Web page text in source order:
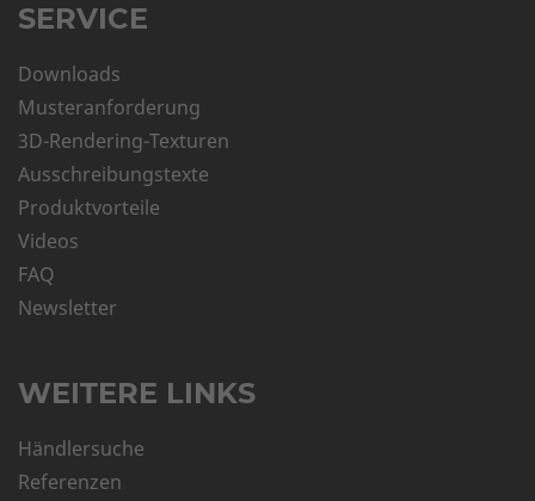
SERVICE
Downloads
Musteranforderung
3D-Rendering-Texturen
Ausschreibungstexte
Produktvorteile
Videos
FAQ
Newsletter
WEITERE LINKS
Händlersuche
Referenzen